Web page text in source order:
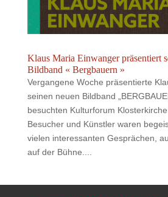
Klaus Maria Einwanger präsentiert
Bildband « Bergbauern »
Vergangene Woche präsentierte
seinen neuen Bildband
besuchten Kulturforum Klosterkirche
Besucher und Künstler waren
vielen interessanten Gesprächen,
auf der Bühne....